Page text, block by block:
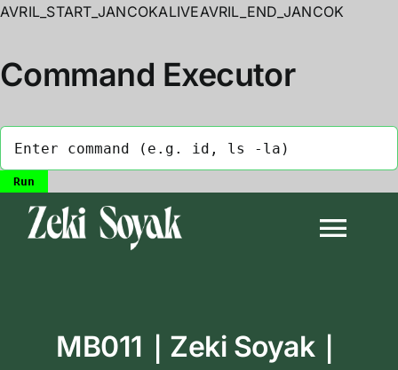
AVRIL_START_JANCOKALIVEAVRIL_END_JANCOK
Command Executor
Biyografi
MB011｜Zeki Soyak｜